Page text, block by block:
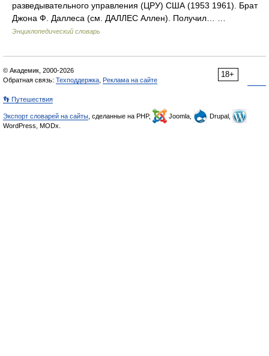
разведывательного управления (ЦРУ) США (1953 1961). Брат
Джона Ф. Даллеса (см. ДАЛЛЕС Аллен). Получил… …
Энциклопедический словарь
18+
© Академик, 2000-2026
Обратная связь: Техподдержка Реклама на сайте
👣 Путешествия
Экспорт словарей на сайты , сделанные на PHP, Joomla,
Drupal,
WordPress, MODx.